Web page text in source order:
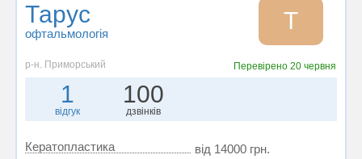
Тарус
офтальмологія Т
р-н. Приморський Перевірено20 червня
1
відгук
100
дзвінків
Кератопластика від 14000 грн.